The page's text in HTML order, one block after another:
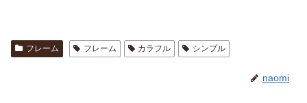
フレーム フレーム カラフル シンプル
naomi